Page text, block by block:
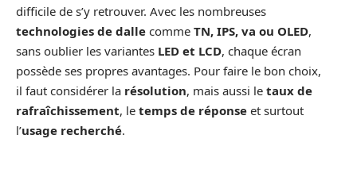
difficile de s’y retrouver. Avec les nombreuses
technologies de dalle comme TN, IPS, va ou OLED,
sans oublier les variantes LED et LCD, chaque écran
possède ses propres avantages. Pour faire le bon choix,
il faut considérer la résolution, mais aussi le taux de
rafraîchissement, le temps de réponse et surtout
l’usage recherché.